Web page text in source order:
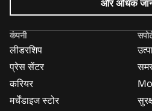
Mozilla
विज्ञापन
और अधिक
कंपनी
लीडरशिप
प्रेस सेंटर
करियर
मर्चेंडाइज स्टोर